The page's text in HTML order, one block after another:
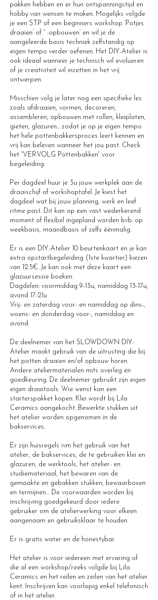
pakken hebben en er hun ontspanningstijd en
hobby van wensen te maken. Mogelijks volgde
je een STP of een beginners workshop ‘Potjes
draaien’ of ' -opbouwen’ en wil je de
aangeleerde basis techniek zelfstandig op
eigen tempo verder oefenen. Het DIY-Atelier is
ook ideaal wanneer je technisch wil evolueren
of je creativiteit wil inzetten in het vrij
ontwerpen.
Misschien volg je later nog een specifieke les
zoals afdraaien, vormen, decoreren,
assembleren, opbouwen met rollen, kleiplaten,
gieten, glazuren... zodat je op je eigen tempo
het hele pottenbakkersproces leert kennen en
vrij kan beleven wanneer het jou past. Check
het 'VERVOLG Pottenbakken' voor
begeleiding.
Per dagdeel huur je 3u jouw werkplek aan de
draaischijf of workshoptafel. Je kiest het
dagdeel wat bij jouw planning, werk en leef
ritme past. Dit kan op een vast wederkerend
moment of flexibel ingepland worden bvb. op
weekbasis, maandbasis of zelfs éénmalig.
Er is een DIY-Atelier 10 beurtenkaart en je kan
extra opstartbegeleiding (1ste kwartier) kiezen
van 12.5€. Je kan ook met deze kaart een
glazuursessie boeken.
Dagdelen: voormiddag 9-13u, namiddag 13-17u,
avond 17-21u
Vrij- en zaterdag voor- en namiddag op dins-,
woens- en donderdag voor-, namiddag en
avond.
De deelnemer van het SLOWDOWN DIY-
Atelier maakt gebruik van de uitrusting die bij
het potten draaien en/of opbouw horen.
Andere ateliermaterialen mits overleg en
goedkeuring. De deelnemer gebruikt zijn eigen
eigen draaitools. Wie wenst kan een
starterspakket kopen. Klei wordt bij Lila
Ceramics aangekocht. Bewerkte stukken uit
het atelier worden opgenomen in de
bakservices.
Er zijn huisregels ivm het gebruik van het
atelier, de bakservices, de te gebruiken klei en
glazuren, de werktools, het atelier- en
studiemateriaal, het bewaren van de
gemaakte en gebakken stukken, bewaarboxen
en termijnen… De voorwaarden worden bij
inschrijving goedgekeurd door iedere
gebruiker om de atelierwerking voor elkeen
aangenaam en gebruiksklaar te houden.
Er is gratis water en de honestybar.
Het atelier is voor iedereen met ervaring of
die al een workshop/reeks volgde bij Lila
Ceramics en het reilen en zeilen van het atelier
kent. Inschrijven kan voorlopig enkel telefonisch
of in het atelier.